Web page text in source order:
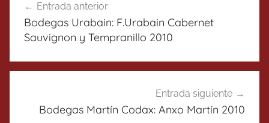
de
entradas
Entrada anterior
Bodegas Urabain: F.Urabain Cabernet
Sauvignon y Tempranillo 2010
Entrada siguiente
Bodegas Martín Codax: Anxo Martín 2010